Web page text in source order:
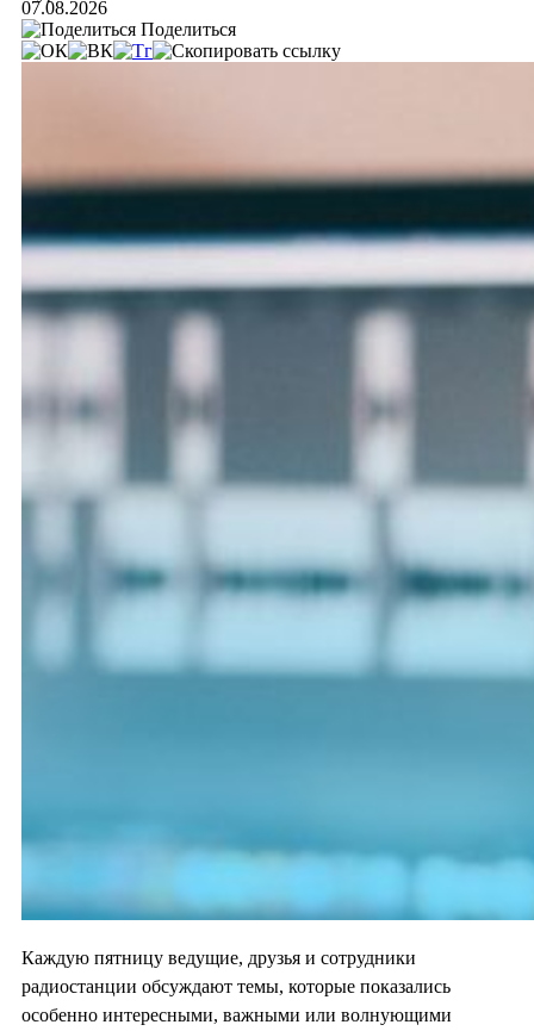
07.08.2026
Поделиться
Каждую пятницу ведущие, друзья и сотрудники
радиостанции обсуждают темы, которые показались
особенно интересными, важными или волнующими